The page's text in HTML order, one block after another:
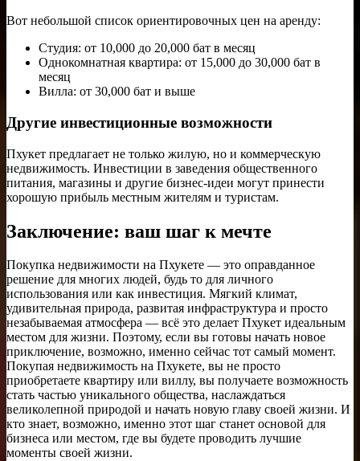
Вот небольшой список ориентировочных цен на аренду:
Студия: от 10,000 до 20,000 бат в месяц
Однокомнатная квартира: от 15,000 до 30,000 бат в
месяц
Вилла: от 30,000 бат и выше
Другие инвестиционные возможности
Пхукет предлагает не только жилую, но и коммерческую
недвижимость. Инвестиции в заведения общественного
питания, магазины и другие бизнес-идеи могут принести
хорошую прибыль местным жителям и туристам.
Заключение: ваш шаг к мечте
Покупка недвижимости на Пхукете — это оправданное
решение для многих людей, будь то для личного
использования или как инвестиция. Мягкий климат,
удивительная природа, развитая инфраструктура и просто
незабываемая атмосфера — всё это делает Пхукет идеальным
местом для жизни. Поэтому, если вы готовы начать новое
приключение, возможно, именно сейчас тот самый момент.
Покупая недвижимость на Пхукете, вы не просто
приобретаете квартиру или виллу, вы получаете возможность
стать частью уникального общества, наслаждаться
великолепной природой и начать новую главу своей жизни. И
кто знает, возможно, именно этот шаг станет основой для
бизнеса или местом, где вы будете проводить лучшие
моменты своей жизни.